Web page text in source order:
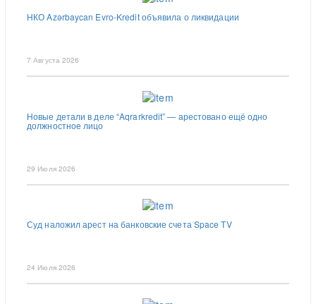
НКО Azərbaycan Evro-Kredit объявила о ликвидации
7 Августа 2026
Новые детали в деле “Aqrarkredit” — арестовано ещё одно
должностное лицо
29 Июля 2026
Суд наложил арест на банковские счета Space TV
24 Июля 2026